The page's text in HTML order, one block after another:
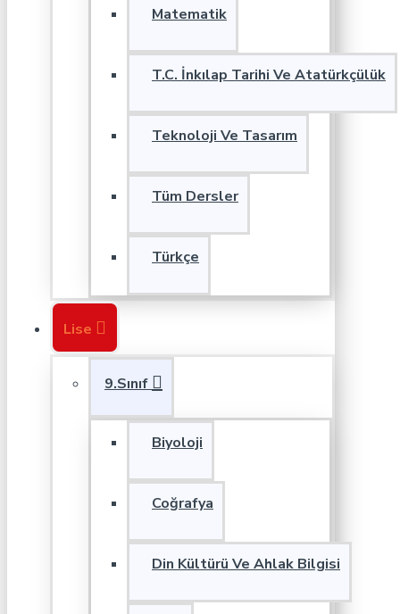
Matematik
T.C. İnkılap Tarihi Ve Atatürkçülük
Teknoloji Ve Tasarım
Tüm Dersler
Türkçe
Lise
9.Sınıf
Biyoloji
Coğrafya
Din Kültürü Ve Ahlak Bilgisi